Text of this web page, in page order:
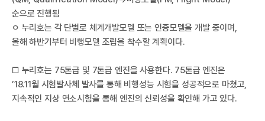
한
순으로 진행됨
ㅇ 누리호는 각 단별로 체계개발모델 또는 인증모델을 개발 중이며,
올해 하반기부터 비행모델 조립을 착수할 계획이다.
□ 누리호는 75톤급 및 7톤급 엔진을 사용한다. 75톤급 엔진은
’18.11월 시험발사체 발사를 통해 비행성능 시험을 성공적으로 마쳤고,
지속적인 지상 연소시험을 통해 엔진의 신뢰성을 확인해 가고 있다.